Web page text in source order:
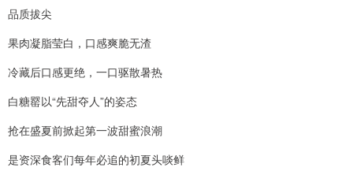
品质拔尖
果肉凝脂莹白，口感爽脆无渣
冷藏后口感更绝，一口驱散暑热
白糖罂以“先甜夺人”的姿态
抢在盛夏前掀起第一波甜蜜浪潮
是资深食客们每年必追的初夏头啖鲜